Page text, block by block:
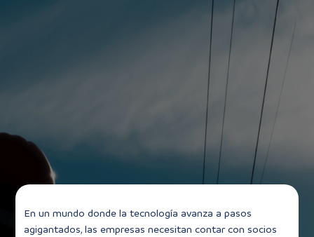
En un mundo donde la tecnología avanza a pasos
agigantados, las empresas necesitan contar con socios